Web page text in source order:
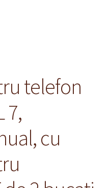
telefon
7,
cu